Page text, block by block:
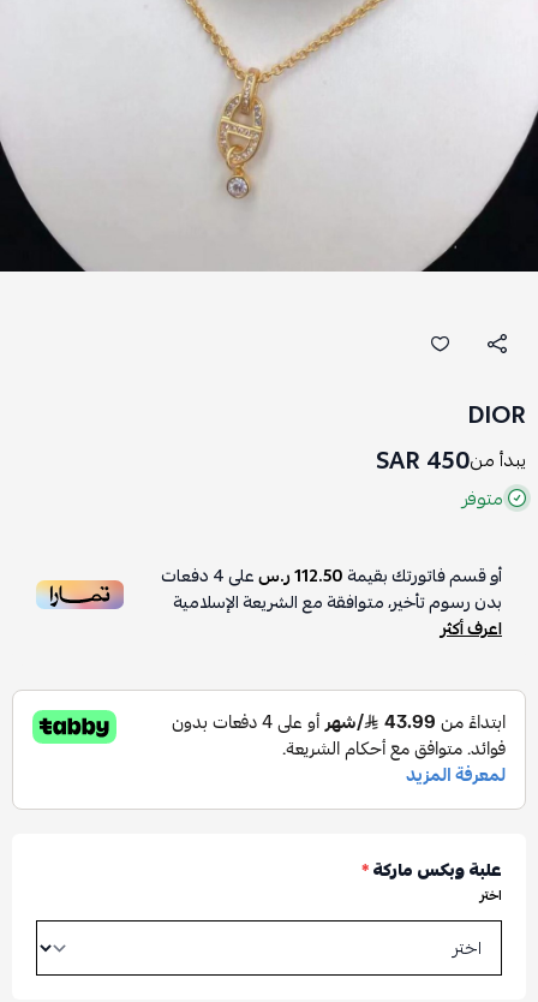
DIOR
يبدأ من450 SAR
متوفر
أو قسم فاتورتك بقيمة112.50 ر.س على4دفعات
بدون رسوم تأخير، متوافقة مع الشريعة الإسلامية
اعرف أكثر
علبة وبكس ماركة*
اختر